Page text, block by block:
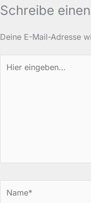
Schreibe
Deine E-Mail-Adresse
eingeben…